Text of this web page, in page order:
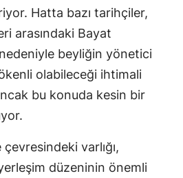
Hatta bazı tarihçiler,
arasındaki Bayat
beyliğin yönetici
olabileceği ihtimali
bu konuda kesin bir
varlığı,
düzeninin önemli